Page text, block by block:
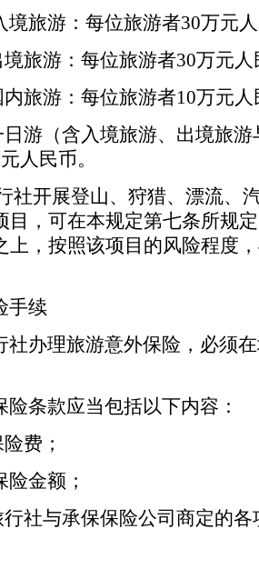
境旅游：每位旅游者30万
境旅游：每位旅游者30万
内旅游：每位旅游者10万
游（含入境旅游、出境旅游
元人民币。
社开展登山、狩猎、漂流、
目，可在本规定第七条所规
上，按照该项目的风险程度
险手续
社办理旅游意外保险，必须
险条款应当包括以下内
险费；
险金额；
社与承保保险公司商定的各